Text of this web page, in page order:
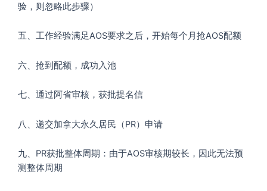
验，则忽略此步骤）
五、工作经验满足AOS要求之后，开始每个月抢AOS配额
六、抢到配额，成功入池
七、通过阿省审核，获批提名信
八、递交加拿大永久居民（PR）申请
九、PR获批整体周期：由于AOS审核期较长，因此无法预
测整体周期